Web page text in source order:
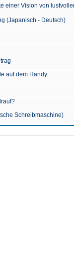
einer Vision von
(Japanisch - Deutsch)
auf dem Handy.
Schreibmaschine)